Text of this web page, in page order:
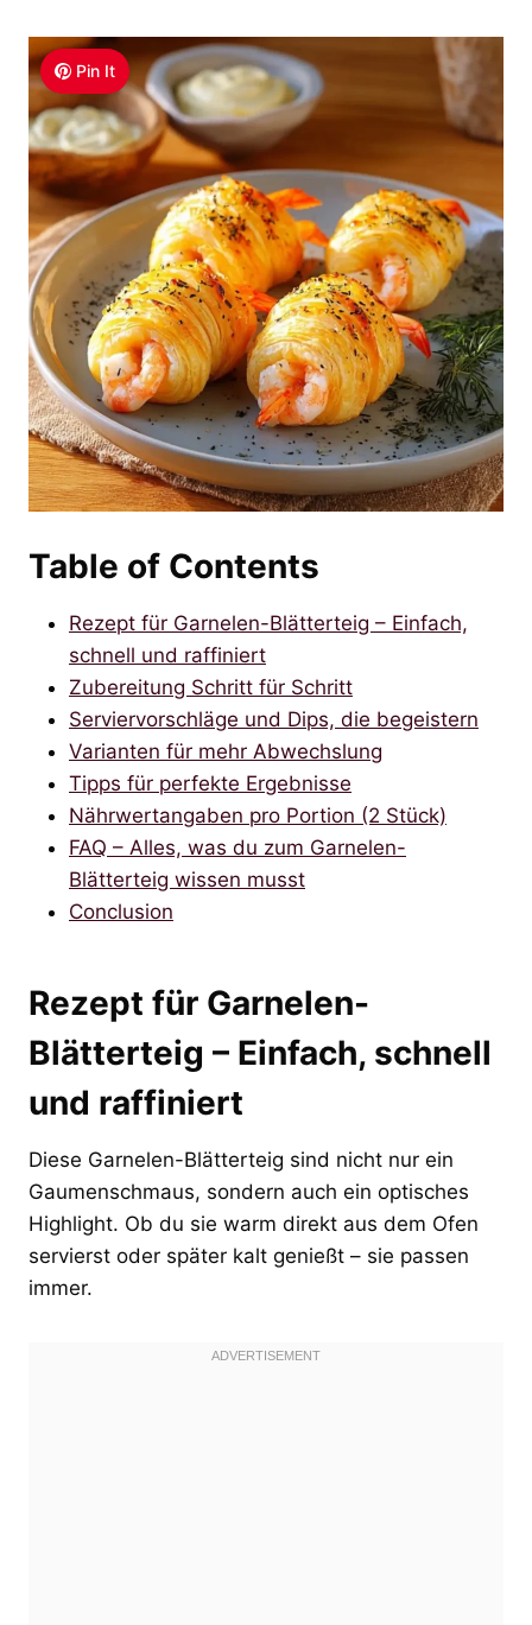
Pin It
Table of Contents
Rezept für Garnelen-Blätterteig – Einfach,
schnell und raffiniert
Zubereitung Schritt für Schritt
Serviervorschläge und Dips, die begeistern
Varianten für mehr Abwechslung
Tipps für perfekte Ergebnisse
Nährwertangaben pro Portion (2 Stück)
FAQ – Alles, was du zum Garnelen-
Blätterteig wissen musst
Conclusion
Rezept für Garnelen-
Blätterteig – Einfach, schnell
und raffiniert
Diese Garnelen-Blätterteig sind nicht nur ein
Gaumenschmaus, sondern auch ein optisches
Highlight. Ob du sie warm direkt aus dem Ofen
servierst oder später kalt genießt – sie passen
immer.